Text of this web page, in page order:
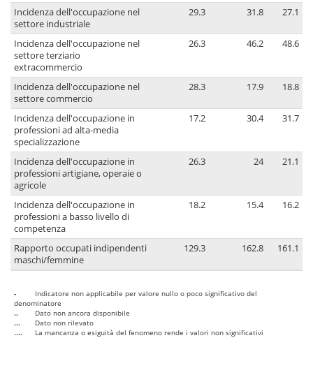
Incidenza dell'occupazione nel
settore industriale
29.3 31.8 27.1
Incidenza dell'occupazione nel
settore terziario
extracommercio
26.3 46.2 48.6
Incidenza dell'occupazione nel
settore commercio
28.3 17.9 18.8
Incidenza dell'occupazione in
professioni ad alta-media
specializzazione
17.2 30.4 31.7
Incidenza dell'occupazione in
professioni artigiane, operaie o
agricole
26.3 24 21.1
Incidenza dell'occupazione in
professioni a basso livello di
competenza
18.2 15.4 16.2
Rapporto occupati indipendenti
maschi/femmine
129.3 162.8 161.1
-
Indicatore non applicabile per valore nullo o poco significativo del
denominatore
..
Dato non ancora disponibile
...
Dato non rilevato
....
La mancanza o esiguità del fenomeno rende i valori non significativi